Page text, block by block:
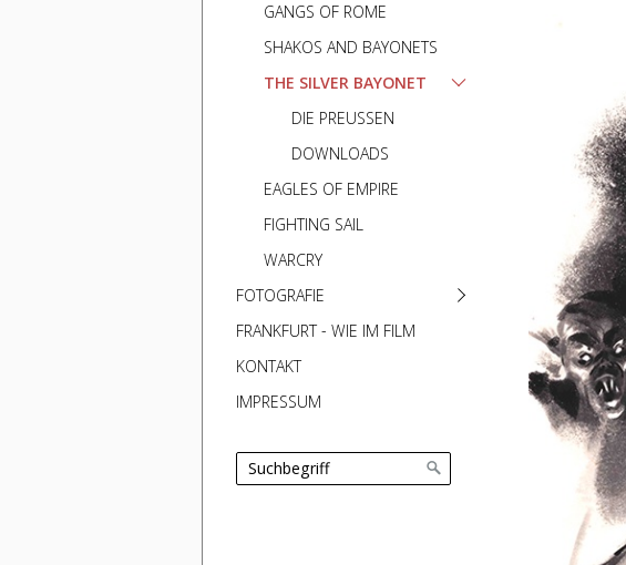
GANGS OF ROME
SHAKOS AND BAYONETS
THE SILVER BAYONET
DIE PREUSSEN
DOWNLOADS
EAGLES OF EMPIRE
FIGHTING SAIL
WARCRY
FOTOGRAFIE
FRANKFURT - WIE IM FILM
KONTAKT
IMPRESSUM